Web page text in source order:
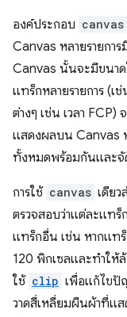
องค์ประกอบ canvas
Canvas หลายรายการ
Canvas นั้นจะมีขนา
แทร็กหลายรายการ (เ
ต่างๆ เช่น เวลา FCP)
แสดงผลบน Canvas
ทั้งหมดพร้อมกันและจั
การใช้ canvas เดียว
ตรวจสอบว่าแต่ละแท
แทร็กอื่น เช่น หากแท
120 พิกเซลและทำให้
ใช้ clip เพื่อแก้ไขปั
วาดสี่เหลี่ยมผืนผ้าที่แ